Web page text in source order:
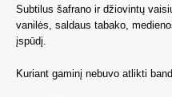
Subtilus šafrano ir džiovintų
vanilės, saldaus tabako,
įspūdį.
Kuriant gaminį nebuvo atlikti